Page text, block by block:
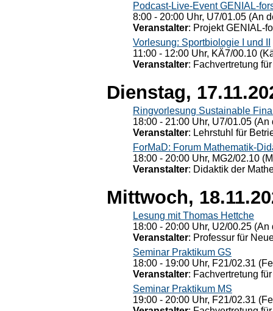
Podcast-Live-Event GENIAL-
8:00 - 20:00 Uhr, U7/01.05 (An
Veranstalter: Projekt GENIAL-
Vorlesung: Sportbiologie I und II
11:00 - 12:00 Uhr, KÄ7/00.10
Veranstalter: Fachvertretung
Dienstag,
Ringvorlesung Sustainable
18:00 - 21:00 Uhr, U7/01.05
Veranstalter: Lehrstuhl für
ForMaD: Forum Mathematik-
18:00 - 20:00 Uhr, MG2/02.10
Veranstalter: Didaktik der
Mittwoch,
Lesung mit Thomas Hettche
18:00 - 20:00 Uhr, U2/00.25
Veranstalter: Professur für
Seminar Praktikum GS
18:00 - 19:00 Uhr, F21/02.31
Veranstalter: Fachvertretung
Seminar Praktikum MS
19:00 - 20:00 Uhr, F21/02.31